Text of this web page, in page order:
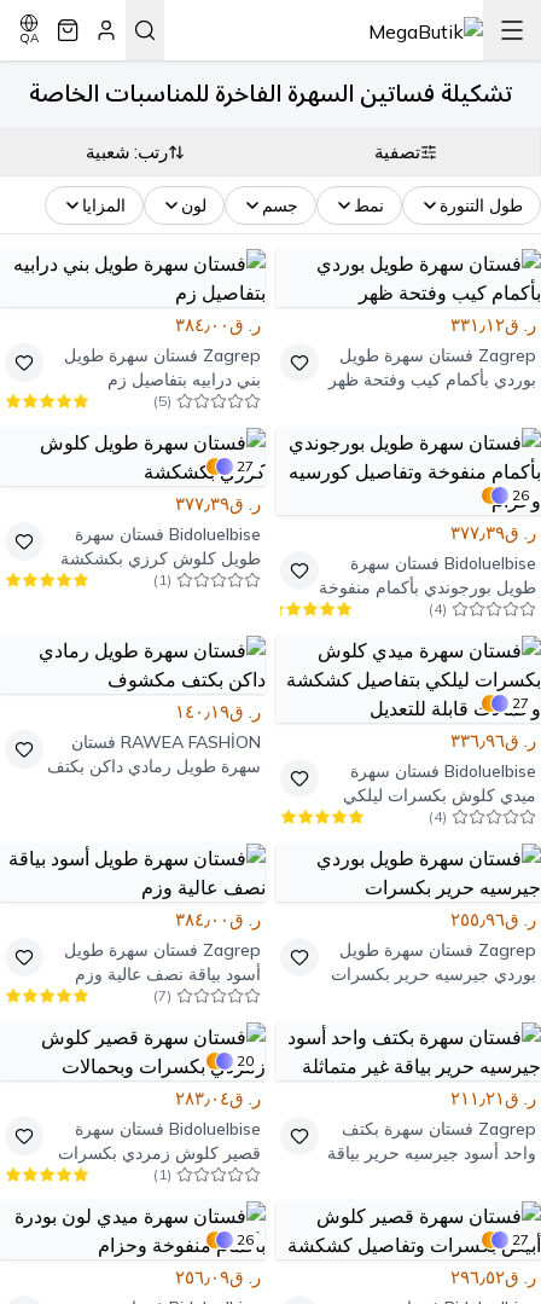
QA
تشكيلة فساتين السهرة الفاخرة للمناسبات الخاصة
تصفية رتب: شعبية
طول التنورة نمط جسم لون المزايا
ر. ق٣٣١٫١٢
Zagrep فستان سهرة طويل
بوردي بأكمام كيب وفتحة ظهر
ر. ق٣٨٤٫٠٠
Zagrep فستان سهرة طويل
بني درابيه بتفاصيل زم
(
5
)
26
ر. ق٣٧٧٫٣٩
Bidoluelbise فستان سهرة
طويل بورجوندي بأكمام منفوخة
وتفاصيل كورسيه وحزام
(
4
)
27
ر. ق٣٧٧٫٣٩
Bidoluelbise فستان سهرة
طويل كلوش كرزي بكشكشة
(
1
)
27
ر. ق٣٣٦٫٩٦
Bidoluelbise فستان سهرة
ميدي كلوش بكسرات ليلكي
بتفاصيل كشكشة وحمالات
قابلة للتعديل
(
4
)
ر. ق١٤٠٫١٩
RAWEA FASHİON فستان
سهرة طويل رمادي داكن بكتف
ر. ق٢٥٥٫٩٦
Zagrep فستان سهرة طويل
بوردي جيرسيه حرير بكسرات
ر. ق٣٨٤٫٠٠
Zagrep فستان سهرة طويل
أسود بياقة نصف عالية وزم
(
7
)
ر. ق٢١١٫٢١
Zagrep فستان سهرة بكتف
واحد أسود جيرسيه حرير بياقة
20
ر. ق٢٨٣٫٠٤
Bidoluelbise فستان سهرة
قصير كلوش زمردي بكسرات
وبحمالات
(
1
)
27
ر. ق٢٩٦٫٥٢
26
ر. ق٢٥٦٫٠٩